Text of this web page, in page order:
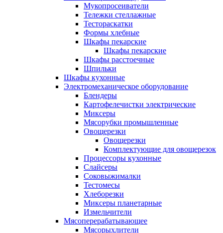
Мукопросеиватели
Тележки стеллажные
Тестораскатки
Формы хлебные
Шкафы пекарские
Шкафы пекарские
Шкафы расстоечные
Шпильки
Шкафы кухонные
Электромеханическое оборудование
Блендеры
Картофелечистки электрические
Миксеры
Мясорубки промышленные
Овощерезки
Овощерезки
Комплектующие для овощерезок
Процессоры кухонные
Слайсеры
Соковыжималки
Тестомесы
Хлеборезки
Миксеры планетарные
Измельчители
Мясоперерабатывающее
Мясорыхлители